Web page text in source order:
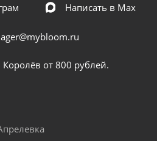
Написать в Мах
Королёв от 800 рублей.